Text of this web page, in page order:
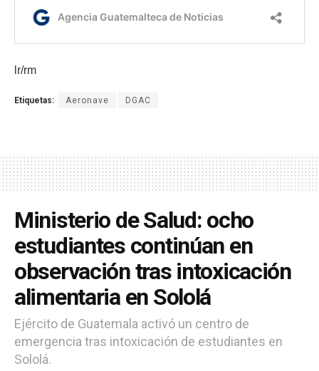
lr/rm
Etiquetas: Aeronave DGAC
Ministerio de Salud: ocho
estudiantes continúan en
observación tras intoxicación
alimentaria en Sololá
Ejército de Guatemala activó un centro de
emergencia tras intoxicación de estudiantes en
Sololá.